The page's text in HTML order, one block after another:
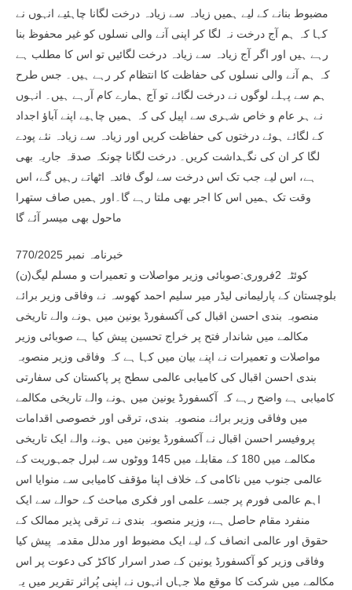
مضبوط بنانے کے لیے ہمیں زیادہ سے زیادہ درخت لگانا چاہئیے انہوں نے
کہا کہ ہم آج درخت نہ لگا کر اپنی آنے والی نسلوں کو غیر محفوظ بنا
رہے ہیں اور اگر آج زیادہ سے زیادہ درخت لگائیں تو اس کا مطلب ہے
کہ ہم آنے والی نسلوں کی حفاظت کا انتظام کر رہے ہیں۔ جس طرح
ہم سے پہلے لوگوں نے درخت لگائے تو آج ہمارے کام آرہے ہیں۔ انہوں
نے ہر عام و خاص شہری سے اپیل کی کہ ہمیں چاہیے اپنے آباؤ اجداد
کے لگائے ہوئے درختوں کی حفاظت کریں اور زیادہ سے زیادہ نئے پودے
لگا کر ان کی نگہداشت کریں۔ درخت لگانا چونکہ صدقہ جاریہ بھی
ہے، اس لیے جب تک اس درخت سے لوگ فائدہ اٹھاتے رہیں گے، اس
وقت تک ہمیں اس کا اجر بھی ملتا رہے گا۔اور ہمیں صاف ستھرا
ماحول بھی میسر آئے گا
خبرنامہ نمبر 770/2025
کوئٹہ 2فروری:صوبائی وزیر مواصلات و تعمیرات و مسلم لیگ(ن)
بلوچستان کے پارلیمانی لیڈر میر سلیم احمد کھوسہ نے وفاقی وزیر برائے
منصوبہ بندی احسن اقبال کی آکسفورڈ یونین میں ہونے والے تاریخی
مکالمے میں شاندار فتح پر خراج تحسین پیش کیا ہے صوبائی وزیر
مواصلات و تعمیرات نے اپنے بیان میں کہا ہے کہ وفاقی وزیر منصوبہ
بندی احسن اقبال کی کامیابی عالمی سطح پر پاکستان کی سفارتی
کامیابی ہے واضح رہے کہ آکسفورڈ یونین میں ہونے والے تاریخی مکالمے
میں وفاقی وزیر برائے منصوبہ بندی، ترقی اور خصوصی اقدامات
پروفیسر احسن اقبال نے آکسفورڈ یونین میں ہونے والے ایک تاریخی
مکالمے میں 180 کے مقابلے میں 145 ووٹوں سے لبرل جمہوریت کے
عالمی جنوب میں ناکامی کے خلاف اپنا مؤقف کامیابی سے منوایا اس
اہم عالمی فورم پر جسے علمی اور فکری مباحث کے حوالے سے ایک
منفرد مقام حاصل ہے، وزیر منصوبہ بندی نے ترقی پذیر ممالک کے
حقوق اور عالمی انصاف کے لیے ایک مضبوط اور مدلل مقدمہ پیش کیا
وفاقی وزیر کو آکسفورڈ یونین کے صدر اسرار کاکڑ کی دعوت پر اس
مکالمے میں شرکت کا موقع ملا جہاں انہوں نے اپنی پُراثر تقریر میں یہ